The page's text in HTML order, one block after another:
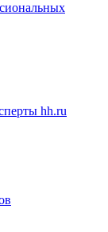
hh.ru